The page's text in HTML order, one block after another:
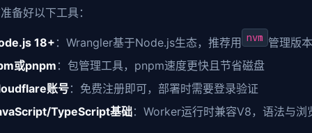
备好以下工具：
18+：Wrangler基于Node.js生态，推荐用 nvm 管理版本
或pnpm ：包管理工具，pnpm速度更快且节省磁盘
账号：免费注册即可，部署时需要登录验证
TypeScript基础：Worker运行时兼容V8，语法与浏